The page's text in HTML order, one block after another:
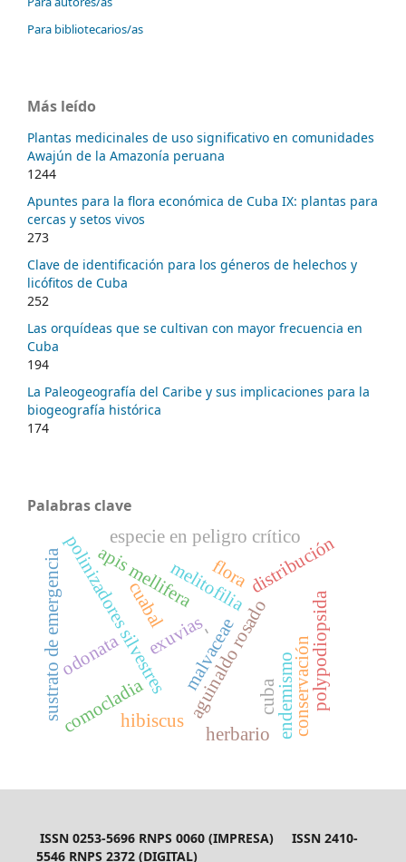
Para bibliotecarios/as
Más leído
Plantas medicinales de uso significativo en comunidades
Awajún de la Amazonía peruana
1244
Apuntes para la flora económica de Cuba IX: plantas para
cercas y setos vivos
273
Clave de identificación para los géneros de helechos y
licófitos de Cuba
252
Las orquídeas que se cultivan con mayor frecuencia en
Cuba
194
La Paleogeografía del Caribe y sus implicaciones para la
biogeografía histórica
174
Palabras clave
aguinaldo rosado
apis melliferamelitofilia
polinizadores silvestres cuba
exuvias
odonata
sustrato de emergencia conservación
distribución
polypodiopsida
especie en peligro crítico
-
comocladiahibiscus
malvaceae
flora
cuabal
endemismo
herbario
ISSN 0253-5696 RNPS 0060 (IMPRESA) ISSN 2410-
5546 RNPS 2372 (DIGITAL)